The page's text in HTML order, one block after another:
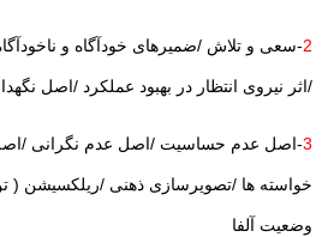
2-سعی و تلاش /ضمیرهای خودآگاه و
/اثر نیروی انتظار در بهبود عملکرد /اصل
3-اصل عدم حساسیت /اصل عدم نگرانی /اصل
خواسته ها /تصویرسازی ذهنی /ریلکسیشن (
وضعیت آلفا